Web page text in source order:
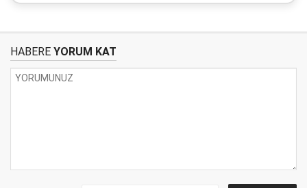
HABERE YORUM KAT